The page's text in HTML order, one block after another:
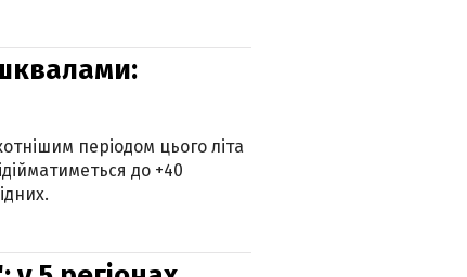
періодом цього літа
до +40